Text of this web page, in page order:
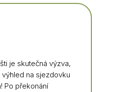
je skutečná výzva,
na sjezdovku
Po překonání